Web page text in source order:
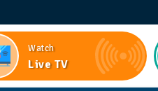
Watch
Live TV